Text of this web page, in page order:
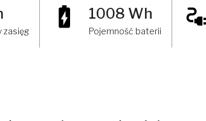
zasięg
1008 Wh
Pojemność baterii